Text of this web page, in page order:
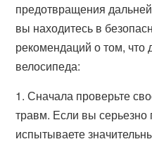
предотвращения
вы находитесь в
рекомендаций о том, что
велосипеда:
1. Сначала проверьте
травм. Если вы серьезно
испытываете